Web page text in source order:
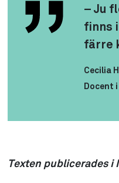
– Ju
finns
färre
Cecilia
Docent
Texten publicerades i